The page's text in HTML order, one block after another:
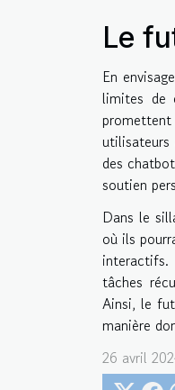
Le
En
limites de
promettent
utilisateurs
des
soutien
Dans le
où ils
tâches
Ainsi, le
manière
26 avril